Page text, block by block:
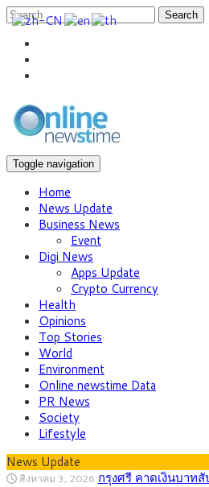
Search
Toggle navigation
Home
News Update
Business News
Event
Digi News
Apps Update
Crypto Currency
Health
Opinions
Top Stories
World
Environment
Online newstime Data
PR News
Society
Lifestyle
News Update
สิงหาคม 1, 2026 “เอกนิติ” เปิดเครื่อง